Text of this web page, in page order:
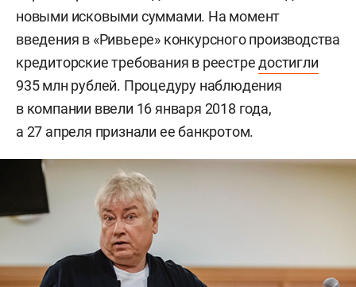
новыми исковыми суммами. На момент
введения в «Ривьере» конкурсного производства
кредиторские требования в реестредостигли
935 млн рублей. Процедуру наблюдения
в компании ввели 16 января 2018 года,
а 27 апреля признали ее банкротом.